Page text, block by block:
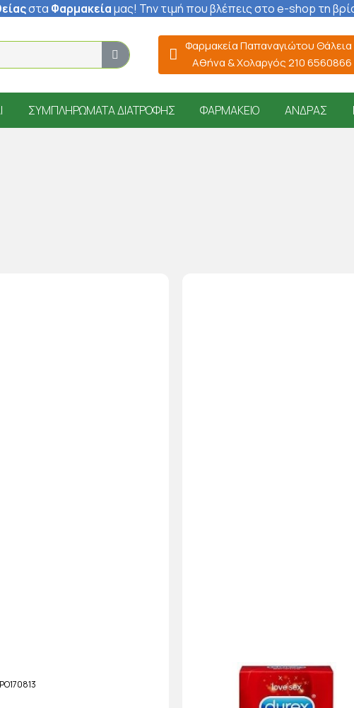
στα Φαρμακείαμας! Την τιμή που βλέπεις στο e-shop τη
Φαρμακεία Παπαναγιώτου Θάλεια
Αθήνα & Χολαργός 210 6560866
ΣΥΜΠΛΗΡΏΜΑΤΑ ΔΙΑΤΡΟΦΉΣ ΦΑΡΜΑΚΕΊΟ ΆΝΔΡΑΣ
PO170813